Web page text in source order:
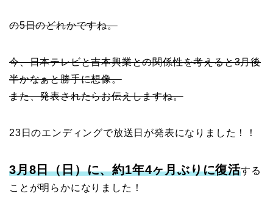
の5日のどれかですね。
今、日本テレビと吉本興業との関係性を考えると3月後
半かなぁと勝手に想像。
また、発表されたらお伝えしますね。
23日のエンディングで放送日が発表になりました！！
3月8日（日）に、約1年4ヶ月ぶりに復活する
ことが明らかになりました！